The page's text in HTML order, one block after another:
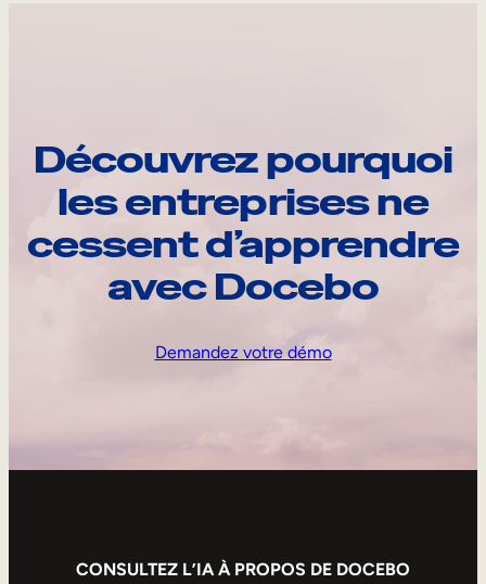
Découvrez pourquoi
les entreprises ne
cessent d’apprendre
avec Docebo
Demandez votre démo
CONSULTEZ L’IA À PROPOS DE DOCEBO